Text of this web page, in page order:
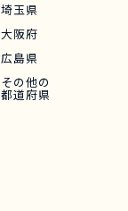
埼玉県
大阪府
広島県
その他の
都道府県